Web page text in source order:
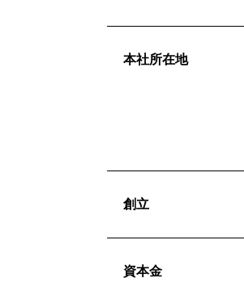
本社所在地
創立
資本金